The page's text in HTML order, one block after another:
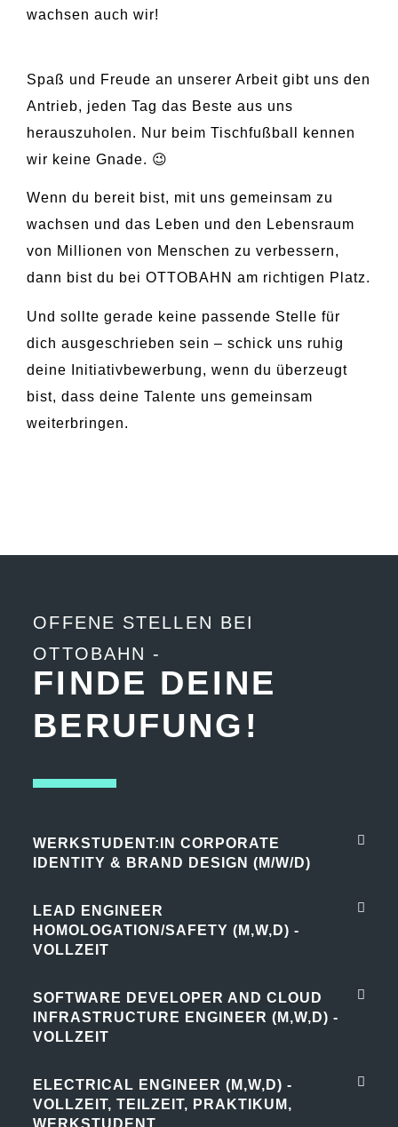
wachsen auch wir!
Spaß und Freude an unserer Arbeit gibt uns den
Antrieb, jeden Tag das Beste aus uns
herauszuholen. Nur beim Tischfußball kennen
wir keine Gnade. 😉
Wenn du bereit bist, mit uns gemeinsam zu
wachsen und das Leben und den Lebensraum
von Millionen von Menschen zu verbessern,
dann bist du bei OTTOBAHN am richtigen Platz.
Und sollte gerade keine passende Stelle für
dich ausgeschrieben sein – schick uns ruhig
deine Initiativbewerbung, wenn du überzeugt
bist, dass deine Talente uns gemeinsam
weiterbringen.
OFFENE STELLEN BEI
OTTOBAHN -
FINDE DEINE
BERUFUNG!
WERKSTUDENT:IN CORPORATE
IDENTITY & BRAND DESIGN (M/W/D)
LEAD ENGINEER
HOMOLOGATION/SAFETY (M,W,D) -
VOLLZEIT
SOFTWARE DEVELOPER AND CLOUD
INFRASTRUCTURE ENGINEER (M,W,D) -
VOLLZEIT
ELECTRICAL ENGINEER (M,W,D) -
VOLLZEIT, TEILZEIT, PRAKTIKUM,
WERKSTUDENT